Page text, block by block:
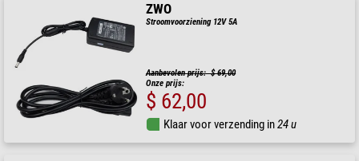
ZWO
Stroomvoorziening 12V 5A
Aanbevolen prijs: $ 69,00
Onze prijs:
$ 62,00
Klaar voor verzending in24 u